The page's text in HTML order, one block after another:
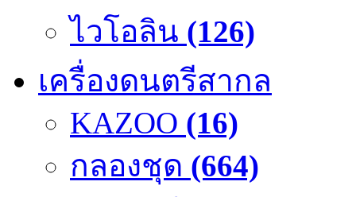
ไวโอลิน (126)
เครื่องดนตรีสากล
KAZOO (16)
กลองชุด (664)